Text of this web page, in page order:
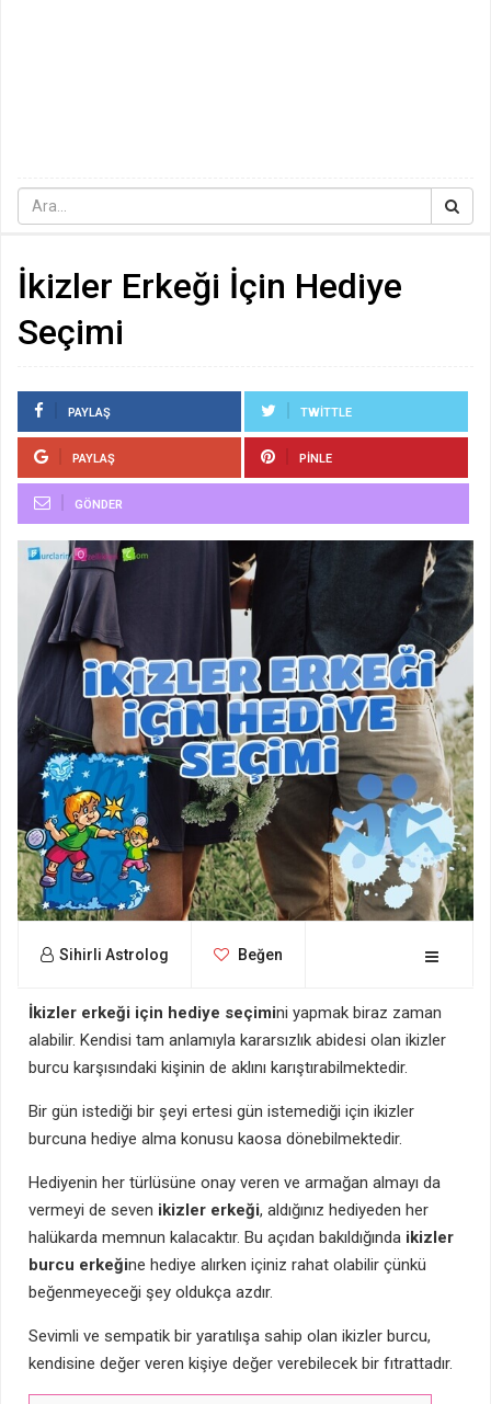
İkizler Erkeği İçin Hediye
Seçimi
PAYLAŞ TWITTLE
PAYLAŞ PINLE
GÖNDER
Sihirli Astrolog Beğen
İkizler erkeği için hediye seçimini yapmak biraz zaman
alabilir. Kendisi tam anlamıyla kararsızlık abidesi olan ikizler
burcu karşısındaki kişinin de aklını karıştırabilmektedir.
Bir gün istediği bir şeyi ertesi gün istemediği için ikizler
burcuna hediye alma konusu kaosa dönebilmektedir.
Hediyenin her türlüsüne onay veren ve armağan almayı da
vermeyi de seven ikizler erkeği, aldığınız hediyeden her
halükarda memnun kalacaktır. Bu açıdan bakıldığında ikizler
burcu erkeğine hediye alırken içiniz rahat olabilir çünkü
beğenmeyeceği şey oldukça azdır.
Sevimli ve sempatik bir yaratılışa sahip olan ikizler burcu,
kendisine değer veren kişiye değer verebilecek bir fıtrattadır.